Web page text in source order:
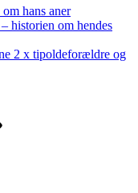
hans aner
historien om hendes
2 x tipoldeforældre og